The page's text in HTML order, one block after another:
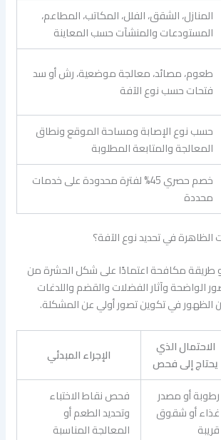
المنازل، الشقق، الفلل، المكاتب، المطاعم،
المستودعات والمنشآت حسب المعاينة
طعوم، مصائد، معالجة موضعية، رش أو سد
فتحات حسب نوع الآفة
حسب نوع الإصابة ومساحة الموقع ونطاق
المعالجة والمتابعة المطلوبة
خصم حصري 45% لفترة محدودة على خدمات
محددة
في تحديد نوع الآفة؟
أو طريقة مكافحة اعتمادًا على شكل الحشرة من
الواضحة وآثار الفضلات والقضم واللدغات
الظهور في تكوين تصور أولي عن المشكلة.
الاحتمال الذي
يحتاج إلى فحص
الإجراء المبدئي
رطوبة أو مصدر
غذاء أو شقوق
قريبة
فحص نقاط الاختباء
وتحديد الطعم أو
المعالجة المناسبة